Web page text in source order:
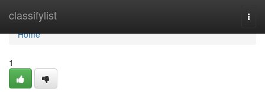
classifylist
Home
Home
1